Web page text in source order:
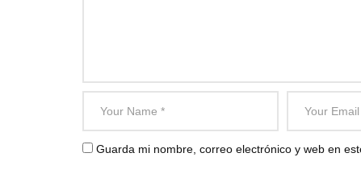
Guarda mi nombre, correo electrónico y web en